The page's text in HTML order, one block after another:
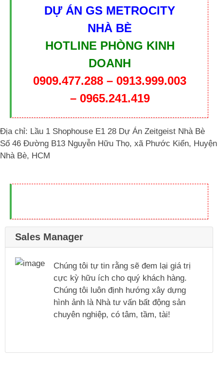
DỰ ÁN GS METROCITY
NHÀ BÈ
HOTLINE PHÒNG KINH
DOANH
0909.477.288 – 0913.999.003
– 0965.241.419
Địa chỉ: Lầu 1 Shophouse E1 28 Dự Án Zeitgeist Nhà Bè
Số 46 Đường B13 Nguyễn Hữu Thọ, xã Phước Kiển, Huyện
Nhà Bè, HCM
Sales Manager
Chúng tôi tự tin rằng sẽ đem lại giá trị
cực kỳ hữu ích cho quý khách hàng.
Chúng tôi luôn định hướng xây dựng
hình ảnh là Nhà tư vấn bất động sản
chuyên nghiệp, có tâm, tầm, tài!